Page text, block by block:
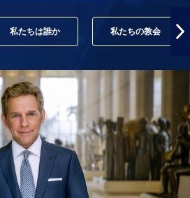
私たちは誰か 私たちの教会